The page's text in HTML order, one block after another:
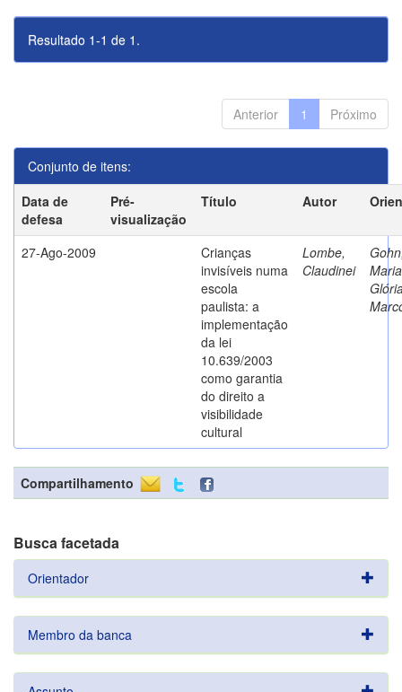
Resultado 1-1 de 1.
Anterior 1 Próximo
Conjunto de itens:
Data de
defesa
Pré-
visualização
Título Autor
27-Ago-2009
Crianças
invisíveis numa
escola
paulista: a
implementação
da lei
10.639/2003
como garantia
do direito a
visibilidade
cultural
Lombe,
Claudinei
Compartilhamento
Busca facetada
Orientador
Membro da banca